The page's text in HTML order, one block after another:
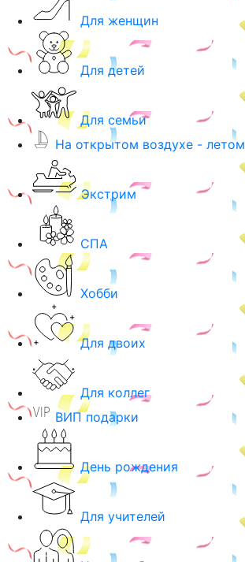
Для женщин
Для детей
Для семьи
На открытом воздухе - летом
Экстрим
СПА
Хобби
Для двоих
Для коллег
ВИП подарки
День рождения
Для учителей